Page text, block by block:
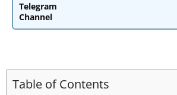
Telegram
Channel
Table of Contents